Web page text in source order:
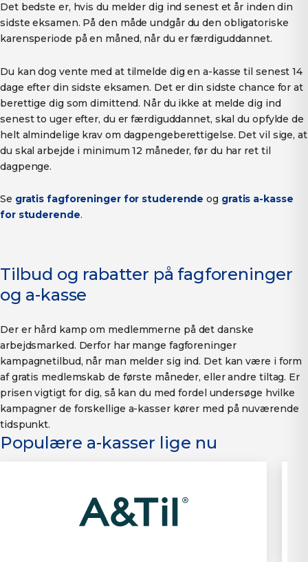
Det bedste er, hvis du melder dig ind senest et år inden din
sidste eksamen. På den måde undgår du den obligatoriske
karensperiode på en måned, når du er færdiguddannet.
Du kan dog vente med at tilmelde dig en a-kasse til senest 14
dage efter din sidste eksamen. Det er din sidste chance for at
berettige dig som dimittend. Når du ikke at melde dig ind
senest to uger efter, du er færdiguddannet, skal du opfylde de
helt almindelige krav om dagpengeberettigelse. Det vil sige, at
du skal arbejde i minimum 12 måneder, før du har ret til
dagpenge.
Se gratis fagforeninger for studerende og gratis a-kasse
for studerende.
Tilbud og rabatter på fagforeninger
og a-kasse
Der er hård kamp om medlemmerne på det danske
arbejdsmarked. Derfor har mange fagforeninger
kampagnetilbud, når man melder sig ind. Det kan være i form
af gratis medlemskab de første måneder, eller andre tiltag. Er
prisen vigtigt for dig, så kan du med fordel undersøge hvilke
kampagner de forskellige a-kasser kører med på nuværende
tidspunkt.
Populære a-kasser lige nu